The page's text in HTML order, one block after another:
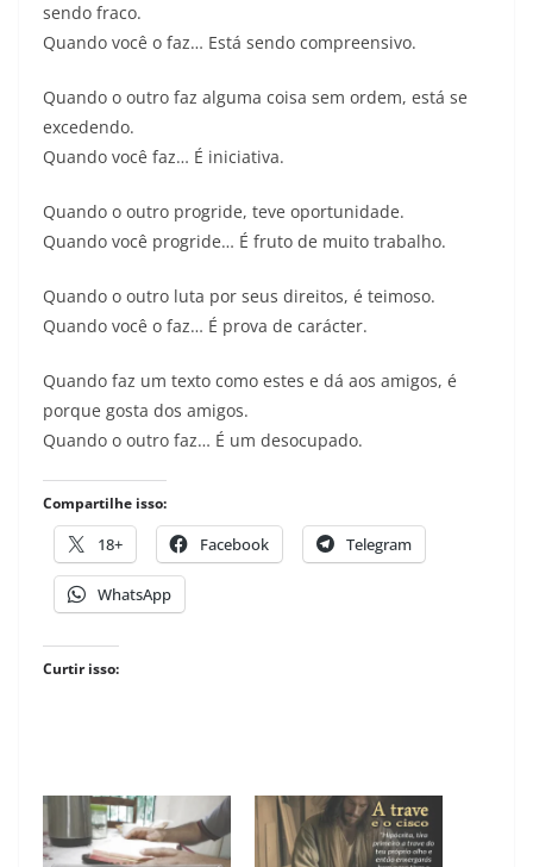
sendo fraco.
Quando você o faz… Está sendo compreensivo.
Quando o outro faz alguma coisa sem ordem, está se
excedendo.
Quando você faz… É iniciativa.
Quando o outro progride, teve oportunidade.
Quando você progride… É fruto de muito trabalho.
Quando o outro luta por seus direitos, é teimoso.
Quando você o faz… É prova de carácter.
Quando faz um texto como estes e dá aos amigos, é
porque gosta dos amigos.
Quando o outro faz… É um desocupado.
Compartilhe isso:
18+ Facebook Telegram
WhatsApp
Curtir isso: